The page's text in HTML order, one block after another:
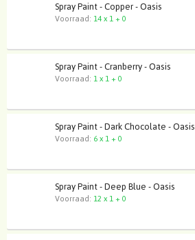
Spray Paint - Copper - Oasis
Voorraad: 14 x 1 + 0
Spray Paint - Cranberry - Oasis
Voorraad: 1 x 1 + 0
Spray Paint - Dark Chocolate - Oasis
Voorraad: 6 x 1 + 0
Spray Paint - Deep Blue - Oasis
Voorraad: 12 x 1 + 0